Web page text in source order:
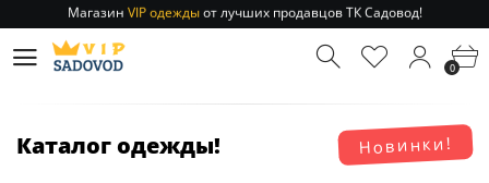
Отправление заказа 1-3 дняпо РФ и МСК!
Магазин
от лучших продавцов ТК Садовод!
0
Новинки!
Каталог одежды!